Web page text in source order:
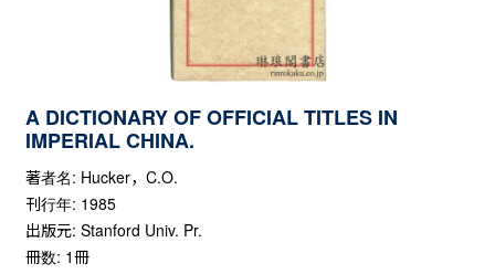
A DICTIONARY OF OFFICIAL TITLES IN
IMPERIAL CHINA.
著者名: Hucker，C.O.
刊行年: 1985
出版元: Stanford Univ. Pr.
冊数: 1冊